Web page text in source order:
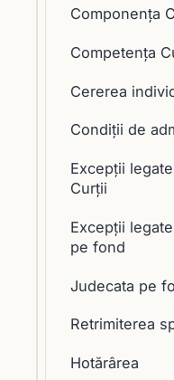
Componenţa
Competența
Cererea
Condiții de
Excepții
Curții
Excepții
pe fond
Judecata pe
Retrimiterea
Hotărârea